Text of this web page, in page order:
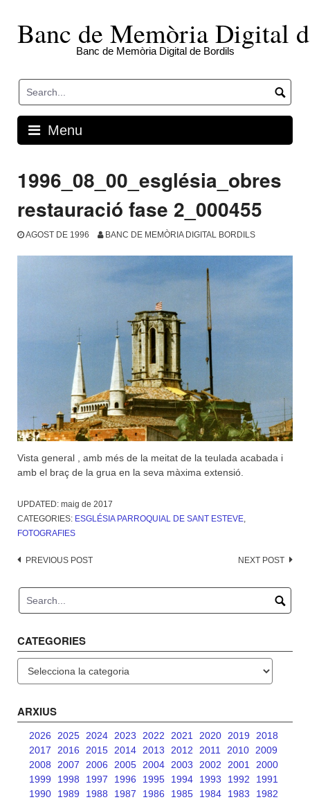
contentBanc de Memòria Digital
Banc de Memòria Digital de Bordils
Menu
1996_08_00_església_obres
restauració fase 2_000455
AGOST DE 1996 BANC DE MEMÒRIA DIGITAL BORDILS
Vista general , amb més de la meitat de la teulada acabada i
amb el braç de la grua en la seva màxima extensió.
UPDATED: maig de 2017
CATEGORIES: ESGLÉSIA PARROQUIAL DE SANT ESTEVE,
FOTOGRAFIES
Post
PREVIOUS POST NEXT POST
CATEGORIES
ARXIUS
2026 2025 2024 2023 2022 2021 2020 2019
2018
2017
2016 2015 2014 2013 2012 2011 2010 2009
2008
2007 2006 2005 2004 2003 2002 2001
2000
1999
1998 1997 1996 1995 1994 1993 1992
1991
1990
1989 1988 1987 1986 1985 1984 1983
1982